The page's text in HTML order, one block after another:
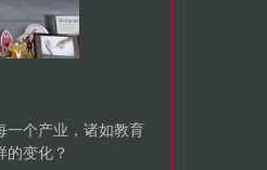
一个产业，诸如教育
的变化？